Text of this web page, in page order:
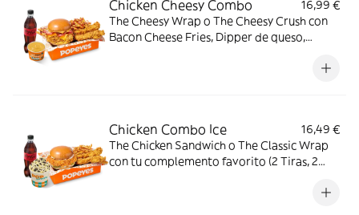
Chicken Cheesy Combo
16,99 €
The Cheesy Wrap o The Cheesy Crush con
Bacon Cheese Fries, Dipper de queso,
Chicken Combo Ice
16,49 €
The Chicken Sandwich o The Classic Wrap
con tu complemento favorito (2 Tiras, 2
cajún, bebida y Pop Cream de Oreo o Kit